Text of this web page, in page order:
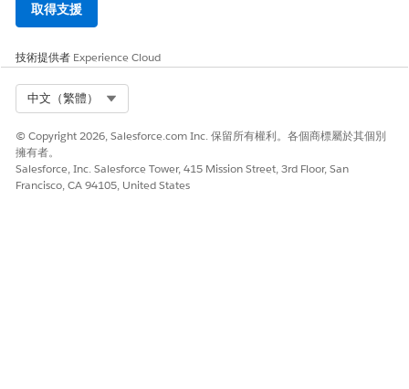
取得支援
技術提供者 Experience Cloud
中文（繁體）
© Copyright 2026, Salesforce.com Inc. 保留所有權利。各個商標屬於其個別
擁有者。
Salesforce, Inc. Salesforce Tower, 415 Mission Street, 3rd Floor, San
Francisco, CA 94105, United States